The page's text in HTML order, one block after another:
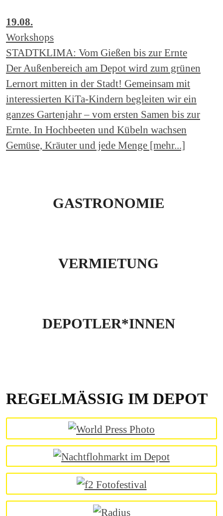
19.08.
Workshops
STADTKLIMA: Vom Gießen bis zur Ernte
Der Außenbereich am Depot wird zum grünen
Lernort mitten in der Stadt! Gemeinsam mit
interessierten KiTa-Kindern begleiten wir ein
ganzes Gartenjahr – vom ersten Samen bis zur
Ernte. In Hochbeeten und Kübeln wachsen
Gemüse, Kräuter und jede Menge [mehr...]
GASTRONOMIE
VERMIETUNG
DEPOTLER*INNEN
REGELMÄSSIG IM DEPOT